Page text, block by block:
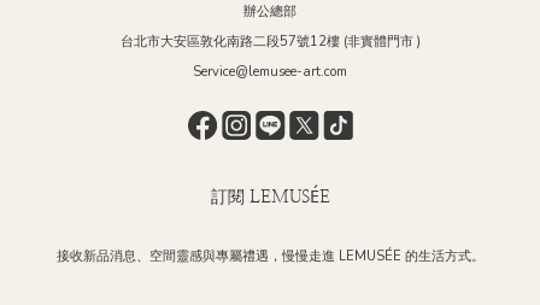
辦公總部
台北市大安區敦化南路二段57號12樓 (非實體門市 )
Service@lemusee-art.com
訂閱 LEMUSÉE
接收新品消息、空間靈感與專屬禮遇，慢慢走進 LEMUSÉE 的生活方式。